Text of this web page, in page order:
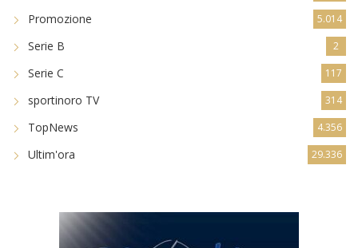
Promozione 5.014
Serie B 2
Serie C 117
sportinoro TV 314
TopNews 4.356
Ultim'ora 29.336